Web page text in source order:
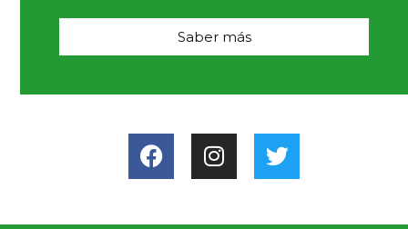
Saber más